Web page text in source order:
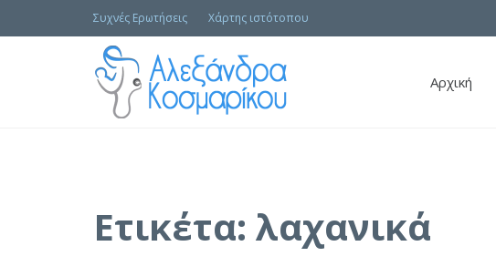
Συχνές Ερωτήσεις Χάρτης ιστότοπου
Αρχική
Ετικέτα: λαχανικά